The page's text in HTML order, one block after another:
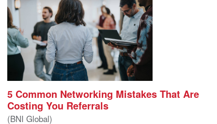
5 Common Networking Mistakes That Are
Costing You Referrals
(BNI Global)